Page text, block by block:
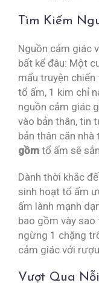
Tìm Kiếm
Nguồn cảm giác
bất kể đâu: Một
mẩu truyện
tổ ấm, 1 kim chỉ
nguồn cảm giác
vào bản thân, tin
bản thân căn
gồm tổ ấm sẽ
Dành thời khắc
sinh hoạt tổ ấm
ấm lành mạnh
bao gồm vày sao
ngừng 1 chặng
cảm giác với
Vượt Qua